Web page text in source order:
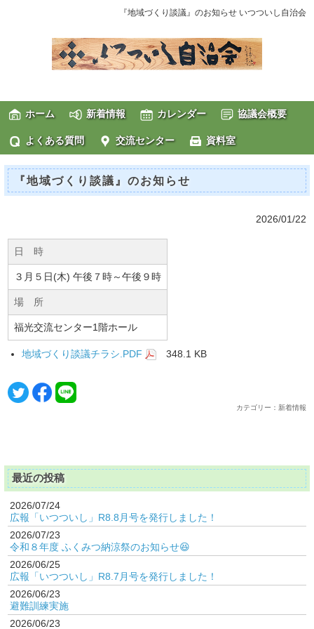
『地域づくり談議』のお知らせ いつついし自治会
ホーム 新着情報 カレンダー 協議会概要
よくある質問 交流センター 資料室
『地域づくり談議』のお知らせ
2026/01/22
日 時
３月５日(木) 午後７時～午後９時
場 所
福光交流センター1階ホール
地域づくり談議チラシ.PDF 348.1 KB
カテゴリー：新着情報
最近の投稿
2026/07/24
広報「いつついし」R8.8月号を発行しました！
2026/07/23
令和８年度 ふくみつ納涼祭のお知らせ😆
2026/06/25
広報「いつついし」R8.7月号を発行しました！
2026/06/23
避難訓練実施
2026/06/23